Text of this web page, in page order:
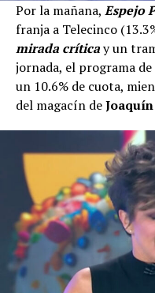
Por la mañana, Espejo
franja a Telecinco
mirada críticay un
jornada, el programa de
un 10.6% de cuota,
del magacín de